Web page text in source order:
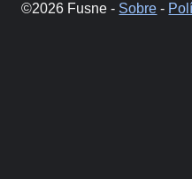
©2026 Fusne - Sobre -